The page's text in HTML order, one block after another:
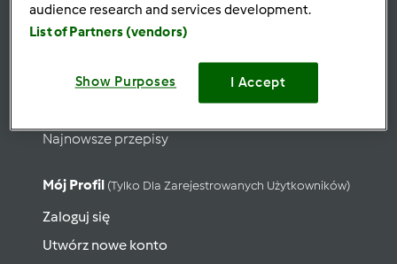
Wyszukaj przepisy
Najnowsze przepisy
Mój Profil (tylko Dla Zarejestrowanych Użytkowników)
Zaloguj się
Utwórz nowe konto
audience research and services development.
List of Partners (vendors)
Show Purposes I Accept